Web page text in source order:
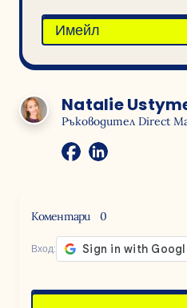
Natalie
Ръководител Direct
Коментари 0
Вход: